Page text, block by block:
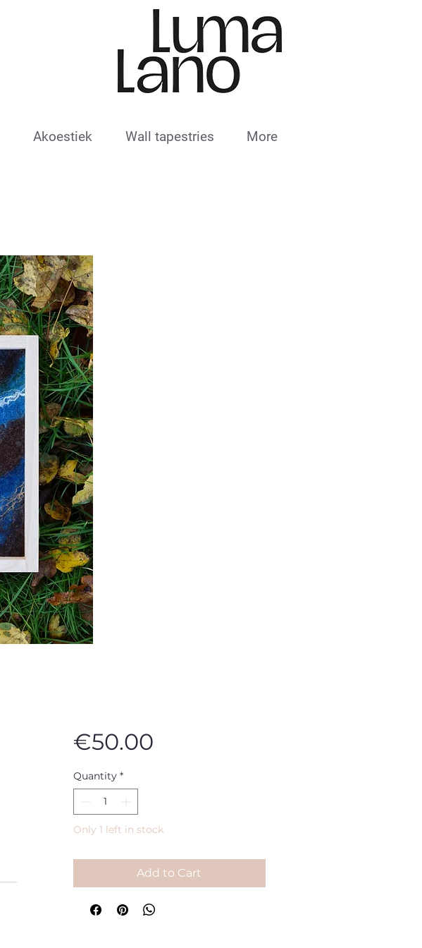
Akoestiek Wall tapestries More
€50.00Price
Quantity *
Only 1 left in stock
Add to Cart